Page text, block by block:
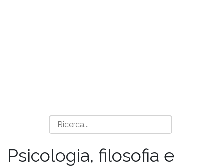
Psicologia, filosofia e